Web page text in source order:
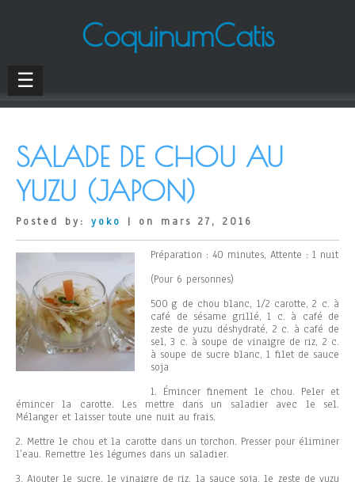
CoquinumCatis
☰
SALADE DE CHOU AU
YUZU (JAPON)
Posted by: yoko | on mars 27, 2016
Préparation : 40 minutes, Attente : 1 nuit
(Pour 6 personnes)
500 g de chou blanc, 1/2 carotte, 2 c. à
café de sésame grillé, 1 c. à café de
zeste de yuzu déshydraté, 2 c. à café de
sel, 3 c. à soupe de vinaigre de riz, 2 c.
à soupe de sucre blanc, 1 filet de sauce
soja
1. Émincer finement le chou. Peler et
émincer la carotte. Les mettre dans un saladier avec le sel.
Mélanger et laisser toute une nuit au frais.
2. Mettre le chou et la carotte dans un torchon. Presser pour éliminer
l’eau. Remettre les légumes dans un saladier.
3. Ajouter le sucre, le vinaigre de riz, la sauce soja, le zeste de yuzu